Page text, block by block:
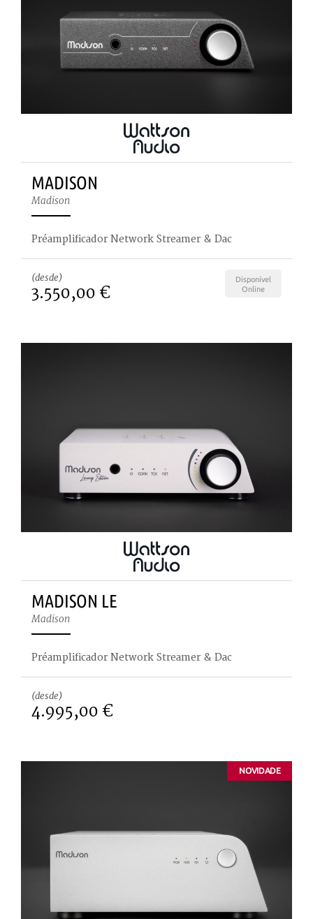
MADISON
Madison
Préamplificador Network Streamer & Dac
(desde)
3.550,00 €
Disponível
Online
MADISON LE
Madison
Préamplificador Network Streamer & Dac
(desde)
4.995,00 €
NOVIDADE